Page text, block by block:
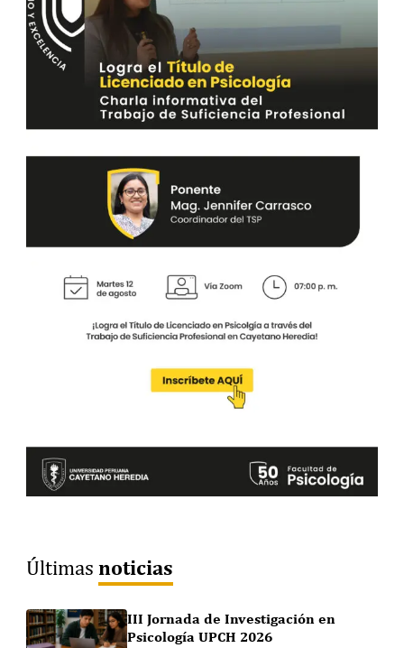
Últimasnoticias
III Jornada de Investigación en
Psicología UPCH 2026